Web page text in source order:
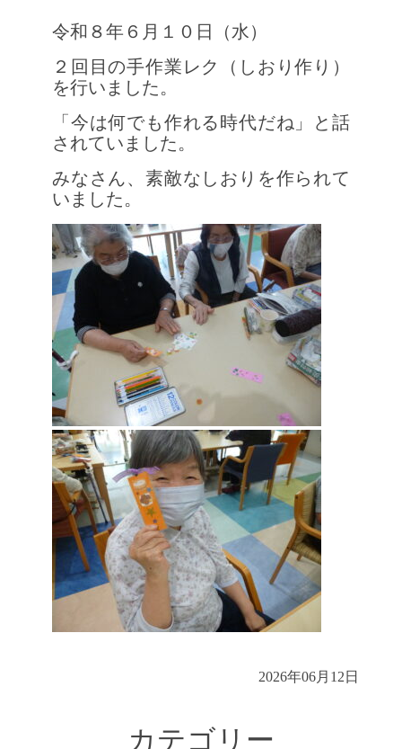
カテゴリー
令和８年６月１０日（水）
２回目の手作業レク（しおり作り）
を行いました。
「今は何でも作れる時代だね」と話
されていました。
みなさん、素敵なしおりを作られて
いました。
2026年06月12日